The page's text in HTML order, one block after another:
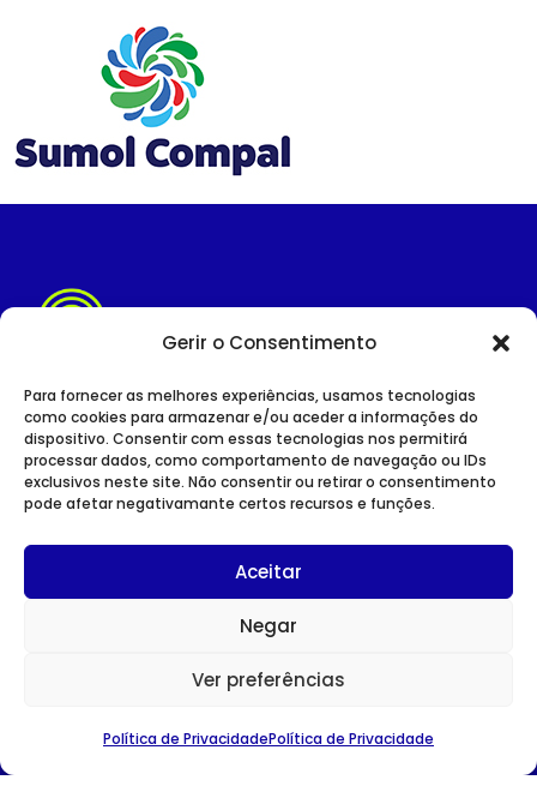
Gerir o Consentimento
Para fornecer as melhores experiências, usamos tecnologias
como cookies para armazenar e/ou aceder a informações do
dispositivo. Consentir com essas tecnologias nos permitirá
processar dados, como comportamento de navegação ou IDs
exclusivos neste site. Não consentir ou retirar o consentimento
pode afetar negativamante certos recursos e funções.
Aceitar
Negar
Ver preferências
Política de PrivacidadePolítica de Privacidade
SITE INSTITUCIONAL
POLÍTICA DE PRIVACIDADE
ahresp@ahresp.com